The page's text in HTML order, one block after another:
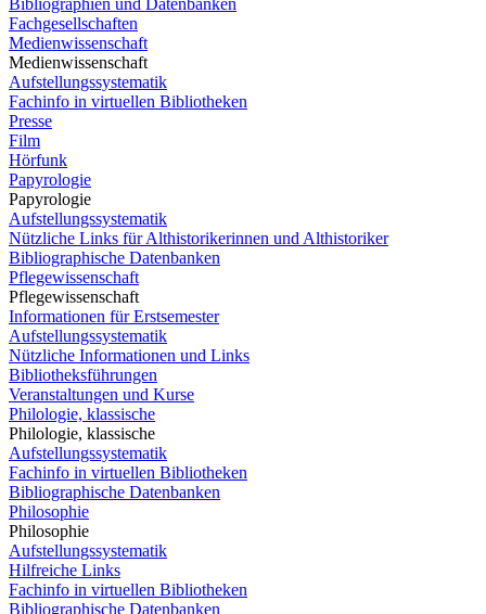
Bibliographien und Datenbanken
Fachgesellschaften
Medienwissenschaft
Medienwissenschaft
Aufstellungssystematik
Fachinfo in virtuellen Bibliotheken
Presse
Film
Hörfunk
Papyrologie
Papyrologie
Aufstellungssystematik
Nützliche Links für Althistorikerinnen und Althistoriker
Bibliographische Datenbanken
Pflegewissenschaft
Pflegewissenschaft
Informationen für Erstsemester
Aufstellungssystematik
Nützliche Informationen und Links
Bibliotheksführungen
Veranstaltungen und Kurse
Philologie, klassische
Philologie, klassische
Aufstellungssystematik
Fachinfo in virtuellen Bibliotheken
Bibliographische Datenbanken
Philosophie
Philosophie
Aufstellungssystematik
Hilfreiche Links
Fachinfo in virtuellen Bibliotheken
Bibliographische Datenbanken